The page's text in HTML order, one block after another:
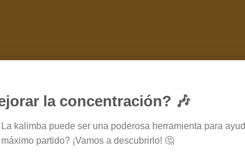
la concentración? 🎶
kalimba puede ser una poderosa herramienta para
partido? ¡Vamos a descubrirlo! 🤔